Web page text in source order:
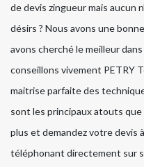
de devis zingueur mais aucun
désirs ? Nous avons une
avons cherché le meilleur
conseillons vivement PETRY
maitrise parfaite des
sont les principaux atouts que
plus et demandez votre devis
téléphonant directement sur